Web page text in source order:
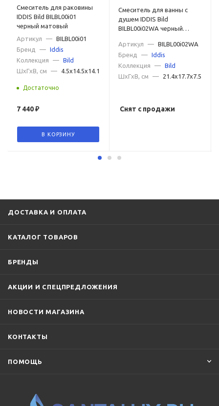
Смеситель для раковины
IDDIS Bild BILBL00i01
черный матовый
Артикул
— BILBL00i01
Бренд
— Iddis
Коллекция
— Bild
ШxГxВ, см
— 4.5x14.5x14.1
Достаточно
7 440₽
В КОРЗИНУ
Смеситель для ванны с
душем IDDIS Bild
BILBL00i02WA черный
Артикул
— BILBL00i02WA
Бренд
— Iddis
Коллекция
— Bild
ШxГxВ, см
— 21.4x17.7x7.5
Снят с продажи
ДОСТАВКА И ОПЛАТА
КАТАЛОГ ТОВАРОВ
БРЕНДЫ
АКЦИИ И СПЕЦПРЕДЛОЖЕНИЯ
НОВОСТИ МАГАЗИНА
КОНТАКТЫ
ПОМОЩЬ